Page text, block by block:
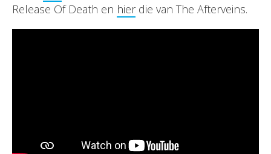
Release Of Death en hierdie van The Afterveins.